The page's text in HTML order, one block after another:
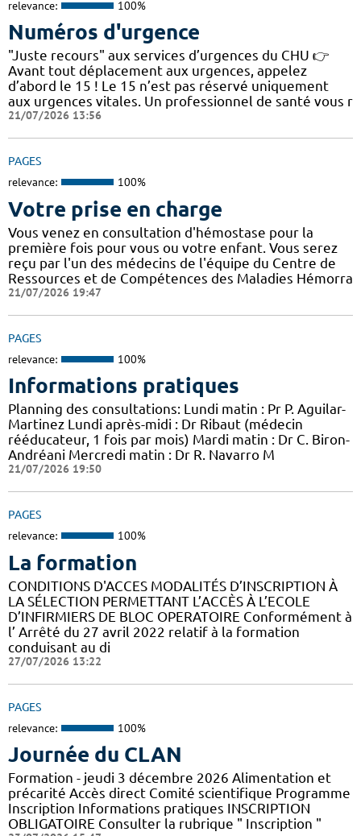
relevance: 100%
Numéros d'urgence
"Juste recours" aux services d’urgences du CHU 👉
Avant tout déplacement aux urgences, appelez
d’abord le 15 ! Le 15 n’est pas réservé uniquement
aux urgences vitales. Un professionnel de santé vous r
21/07/2026 13:56
PAGES
relevance: 100%
Votre prise en charge
Vous venez en consultation d'hémostase pour la
première fois pour vous ou votre enfant. Vous serez
reçu par l'un des médecins de l'équipe du Centre de
Ressources et de Compétences des Maladies Hémorra
21/07/2026 19:47
PAGES
relevance: 100%
Informations pratiques
Planning des consultations: Lundi matin : Pr P. Aguilar-
Martinez Lundi après-midi : Dr Ribaut (médecin
rééducateur, 1 fois par mois) Mardi matin : Dr C. Biron-
Andréani Mercredi matin : Dr R. Navarro M
21/07/2026 19:50
PAGES
relevance: 100%
La formation
CONDITIONS D'ACCES MODALITÉS D’INSCRIPTION À
LA SÉLECTION PERMETTANT L’ACCÈS À L’ECOLE
D’INFIRMIERS DE BLOC OPERATOIRE Conformément à
l’ Arrêté du 27 avril 2022 relatif à la formation
conduisant au di
27/07/2026 13:22
PAGES
relevance: 100%
Journée du CLAN
Formation - jeudi 3 décembre 2026 Alimentation et
précarité Accès direct Comité scientifique Programme
Inscription Informations pratiques ​INSCRIPTION
OBLIGATOIRE Consulter la rubrique " Inscription "